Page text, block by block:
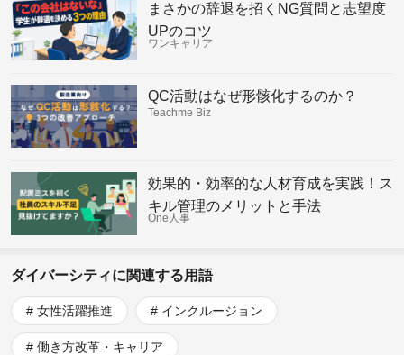
まさかの辞退を招くNG質問と志望度
UPのコツ
ワンキャリア
QC活動はなぜ形骸化するのか？
Teachme Biz
効果的・効率的な人材育成を実践！ス
キル管理のメリットと手法
One人事
ダイバーシティに関連する用語
女性活躍推進 インクルージョン
働き方改革・キャリア